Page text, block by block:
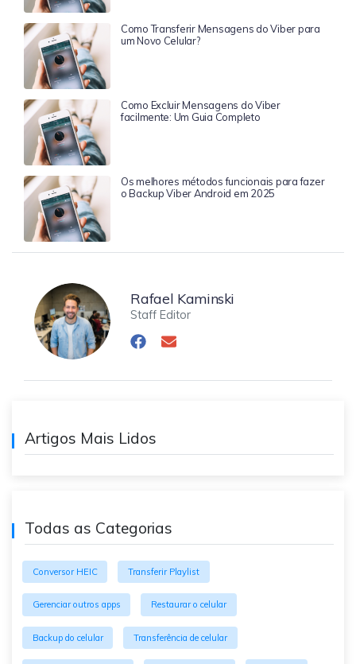
Como Transferir Mensagens do Viber para
um Novo Celular?
Como Excluir Mensagens do Viber
facilmente: Um Guia Completo
Os melhores métodos funcionais para fazer
o Backup Viber Android em 2025
Rafael Kaminski
Staff Editor
Artigos Mais Lidos
Todas as Categorias
Conversor HEIC Transferir Playlist
Gerenciar outros apps Restaurar o celular
Backup do celular Transferência de celular